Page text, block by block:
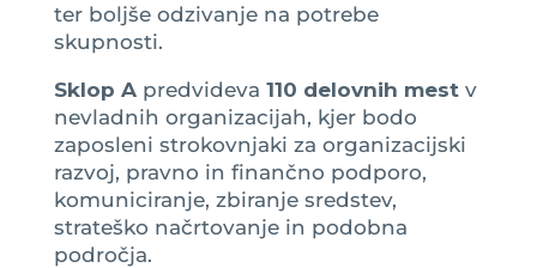
ter boljše odzivanje na potrebe
skupnosti.
Sklop Apredvideva 110 delovnih mestv
nevladnih organizacijah, kjer bodo
zaposleni strokovnjaki za organizacijski
razvoj, pravno in finančno podporo,
komuniciranje, zbiranje sredstev,
strateško načrtovanje in podobna
področja.